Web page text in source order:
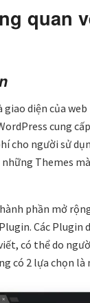
quan
giao diện của
cung
cho người sử
Themes
phần mở
Các Plugin
có thể do
có 2 lựa chọn là